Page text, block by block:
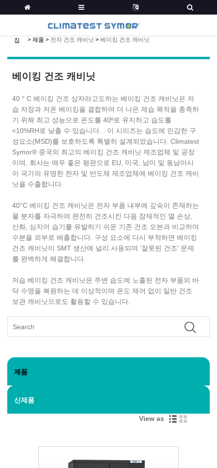
집 > 제품 > 전자 건조 캐비닛 > 베이킹 건조 캐비닛
베이킹 건조 캐비닛
40 ° C 베이킹 건조 상자라고도하는 베이킹 건조 캐비닛은 저
습 저장과 저온 베이킹을 결합하여 더 나은 제습 목적을 충족하
기 위해 최고 성능으로 온도를 40º로 유지하고 습도를
<10%RH로 낮출 수 있습니다. . 이 시리즈는 습도에 민감한 구
성요소(MSD)를 보호하도록 특별히 설계되었습니다. Climatest
Symor® 중국의 최고의 베이킹 건조 캐비닛 제조업체 및 공장
이며, 회사는 매우 좋은 평판으로 EU, 미국, 남미 및 동남아시
아 국가의 유명한 전자 및 반도체 제조업체에 베이킹 건조 캐비
닛을 수출합니다.
40°C 베이킹 건조 캐비닛은 전자 부품 내부에 깊숙이 존재하는
물 분자를 자극하여 완전히 건조시킨 다음 잠재적인 열 손상,
산화, 심지어 습기를 유발하기 쉬운 기존 건조 오븐과 비교하여
수분을 외부로 배출합니다. 구성 요소에 다시 부착하면 베이킹
건조 캐비닛이 SMT 생산에 널리 사용되며 '잘못된 건조' 문제
를 완벽하게 해결합니다.
저습 베이킹 건조 캐비닛은 주변 습도에 노출된 전자 부품의 바
닥 수명을 복원하는 데 이상적이며 온도 제어 없이 일반 건조
보관 캐비닛으로도 활용할 수 있습니다.
제품
신제품
View as